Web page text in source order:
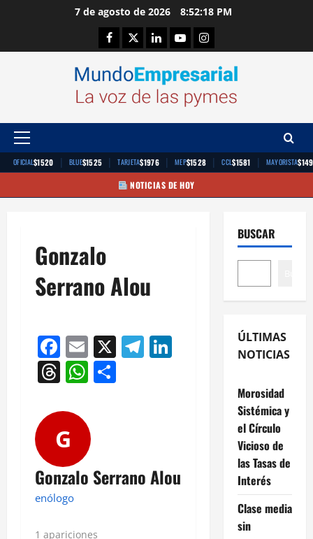
7 de agosto de 2026 8:52:19 PM
Facebook
TwitterLinkedinYoutubeInstagram
Menú
principal
OFICIAL$1520 | BLUE$1525 | TARJETA$1976 | MEP$1528 | CCL$1581 | MAYORISTA
NOTICIAS DE HOY
Gonzalo
Serrano Alou
Facebook
Email
X Telegram
LinkedIn
Threads
WhatsApp
G
Gonzalo Serrano Alou
enólogo
1 apariciones
BUSCAR
ÚLTIMAS
NOTICIAS
Morosidad
Sistémica y
el Círculo
Vicioso de
las Tasas de
Interés
Clase media
sin